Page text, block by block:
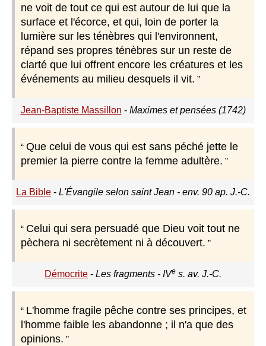
ne voit de tout ce qui est autour de lui que la
surface et l'écorce, et qui, loin de porter la
lumière sur les ténèbres qui l'environnent,
répand ses propres ténèbres sur un reste de
clarté que lui offrent encore les créatures et les
événements au milieu desquels il vit.
Jean-Baptiste Massillon - Maximes et pensées (1742)
Que celui de vous qui est sans péché jette le
premier la pierre contre la femme adultère.
La Bible - L'Évangile selon saint Jean - env. 90 ap. J.-C.
Celui qui sera persuadé que Dieu voit tout ne
pèchera ni secrètement ni à découvert.
Démocrite - Les fragments - IVe s. av. J.-C.
L'homme fragile pêche contre ses principes, et
l'homme faible les abandonne ; il n'a que des
opinions.